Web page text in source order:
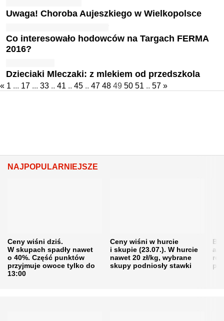
Uwaga! Choroba Aujeszkiego w Wielkopolsce
Co interesowało hodowców na Targach FERMA
2016?
Dzieciaki Mleczaki: z mlekiem od przedszkola
« 1 ... 17 ... 33 .. 41 .. 45 .. 47 48 49 50 51 .. 57 »
NAJPOPULARNIEJSZE
Ceny wiśni dziś.
W skupach spadły nawet
o 40%. Część punktów
przyjmuje owoce tylko do
13:00
Ceny wiśni w hurcie
i skupie (23.07.). W hurcie
nawet 20 zł/kg, wybrane
skupy podniosły stawki